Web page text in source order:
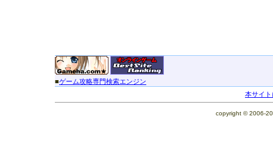
■ゲーム攻略専門検索エンジン
本サイ
copyright © 2006-